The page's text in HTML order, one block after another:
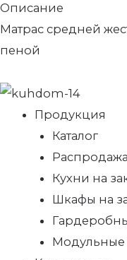
Описание
Матрас средней
пеной
Продукция
Каталог
Распродажа
Кухни на
Шкафы на
Модульные